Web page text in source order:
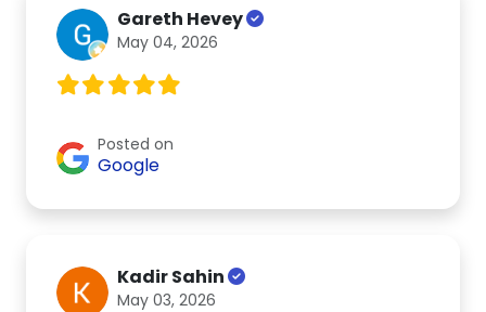
Gareth Hevey
May 04, 2026
Posted on
Google
Kadir Sahin
May 03, 2026